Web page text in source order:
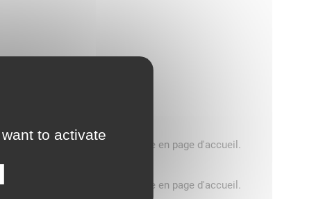
to activate
tonnes, consultez le message en page d'accueil.
tonnes, consultez le message en page d'accueil.